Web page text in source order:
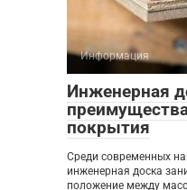
Информация
Инженерная
покрытия
Среди современных
инженерная доска
положение между